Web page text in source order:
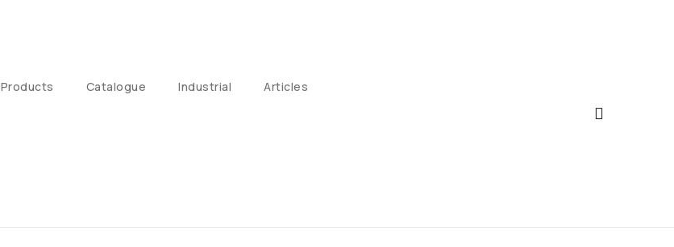
Products Catalogue Industrial Articles